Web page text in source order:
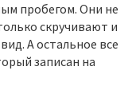
пробегом. Они не
скручивают и
А остальное все
записан на